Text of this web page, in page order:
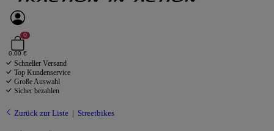
0
0,00 €
Schneller Versand
Top Kundenservice
Große Auswahl
Sicher bezahlen
Zurück zur Liste Streetbikes